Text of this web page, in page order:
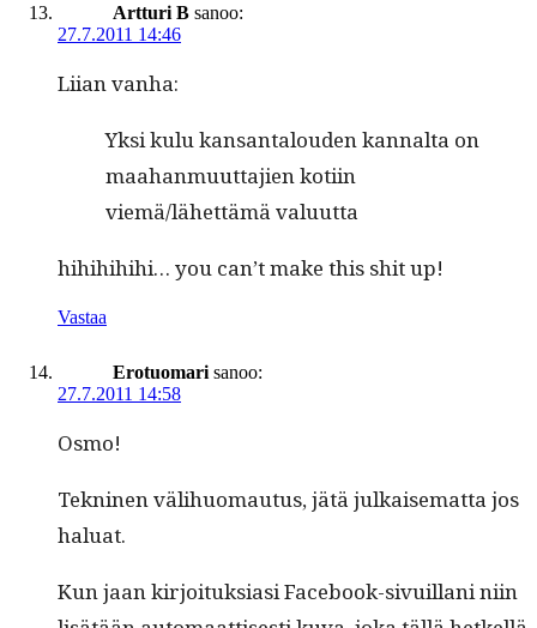
Artturi B sanoo:
27.7.2011 14:46
Liian van­ha:
Yksi kulu kansan­talouden kannal­ta on
maa­han­muut­ta­jien koti­in
viemä/lähettämä valuutta
hihi­hi­hi­hi… you can’t make this shit up!
Vastaa
Erotuomari sanoo:
27.7.2011 14:58
Osmo!
Tekni­nen väli­huo­mau­tus, jätä julkaise­mat­ta jos
haluat.
Kun jaan kir­joituk­si­asi Face­book-sivuil­lani niin